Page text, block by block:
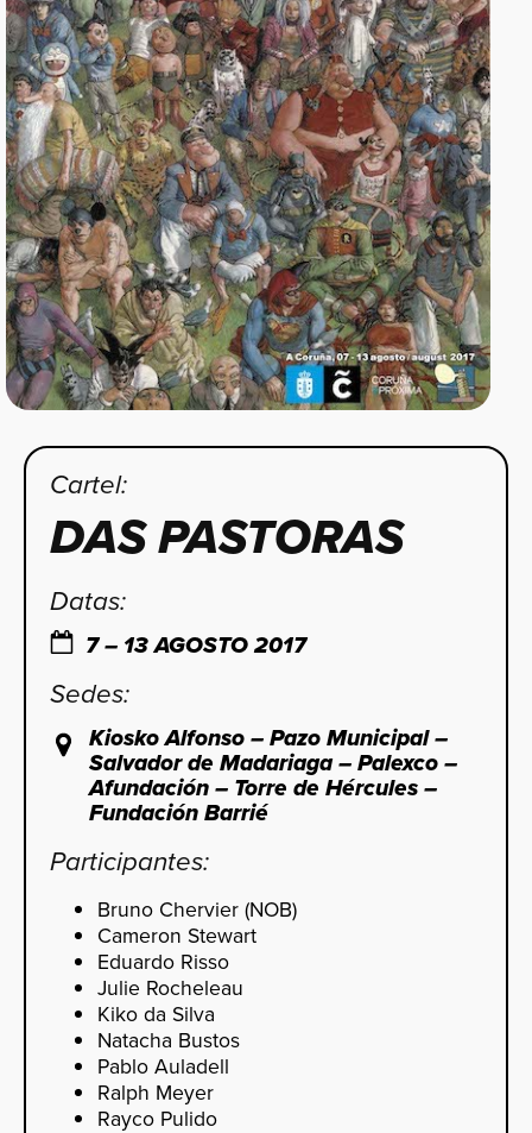
Cartel:
DAS PASTORAS
Datas:
7 – 13 AGOSTO 2017
Sedes:
Kiosko Alfonso – Pazo Municipal –
Salvador de Madariaga – Palexco –
Afundación – Torre de Hércules –
Fundación Barrié
Participantes:
Bruno Chervier (NOB)
Cameron Stewart
Eduardo Risso
Julie Rocheleau
Kiko da Silva
Natacha Bustos
Pablo Auladell
Ralph Meyer
Rayco Pulido